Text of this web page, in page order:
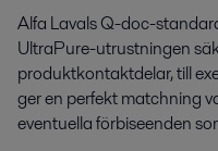
Alfa Lavals Q-doc-
UltraPure-utrustningen
produktkontaktdelar, till
ger en perfekt matchning
eventuella förbiseenden